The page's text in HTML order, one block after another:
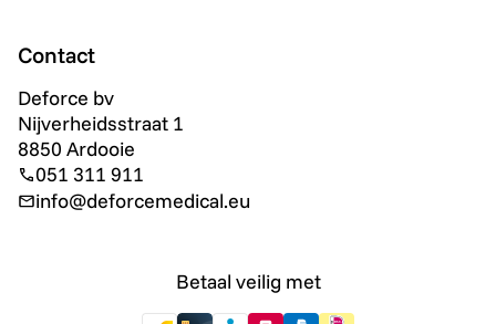
Contact
Deforce bv
Nijverheidsstraat 1
8850 Ardooie
051 311 911
info@deforcemedical.eu
Betaal veilig met